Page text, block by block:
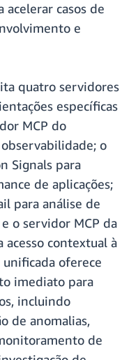
acelerar casos de
e
quatro servidores
específicas
MCP do
o
Signals para
de aplicações;
para análise de
o servidor MCP da
acesso contextual à
oferece
imediato para
incluindo
de anomalias,
de